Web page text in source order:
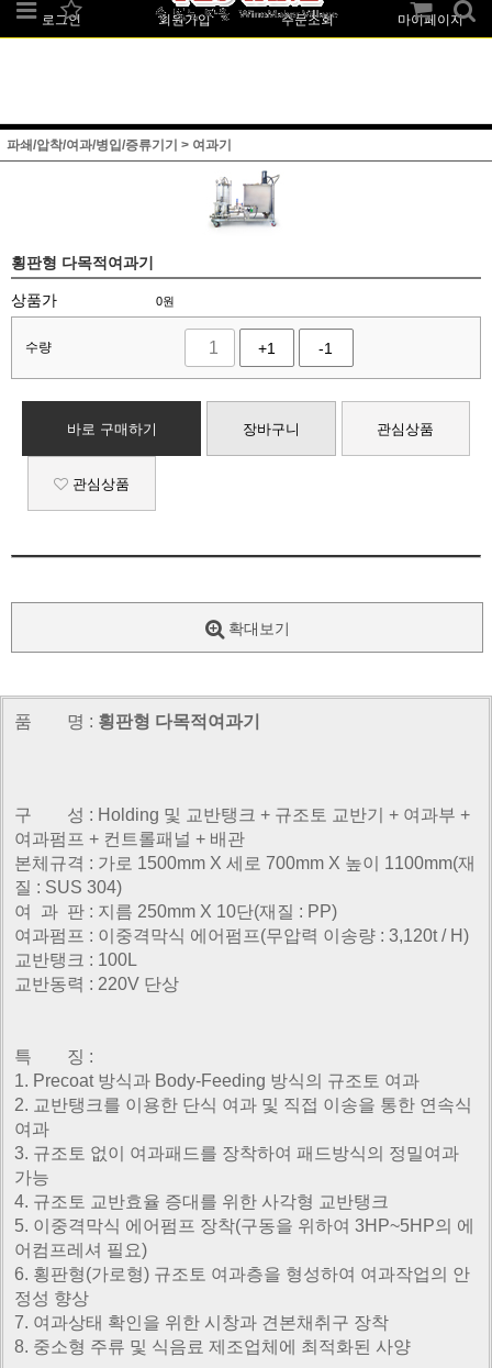
로그인 회원가입 주문조회 마이페이지
파쇄/압착/여과/병입/증류기기 > 여과기
횡판형 다목적여과기
상품가 0원
수량 +1 -1
바로 구매하기 장바구니 관심상품
관심상품
확대보기
품 명 : 횡판형 다목적여과기
구 성 : Holding 및 교반탱크 + 규조토 교반기 + 여과부 +
여과펌프 + 컨트롤패널 + 배관
본체규격 : 가로 1500mm X 세로 700mm X 높이 1100mm(재
질 : SUS 304)
여 과 판 : 지름 250mm X 10단(재질 : PP)
여과펌프 : 이중격막식 에어펌프(무압력 이송량 : 3,120t / H)
교반탱크 : 100L
교반동력 : 220V 단상
특 징 :
1. Precoat 방식과 Body-Feeding 방식의 규조토 여과
2. 교반탱크를 이용한 단식 여과 및 직접 이송을 통한 연속식
여과
3. 규조토 없이 여과패드를 장착하여 패드방식의 정밀여과
가능
4. 규조토 교반효율 증대를 위한 사각형 교반탱크
5. 이중격막식 에어펌프 장착(구동을 위하여 3HP~5HP의 에
어컴프레셔 필요)
6. 횡판형(가로형) 규조토 여과층을 형성하여 여과작업의 안
정성 향상
7. 여과상태 확인을 위한 시창과 견본채취구 장착
8. 중소형 주류 및 식음료 제조업체에 최적화된 사양